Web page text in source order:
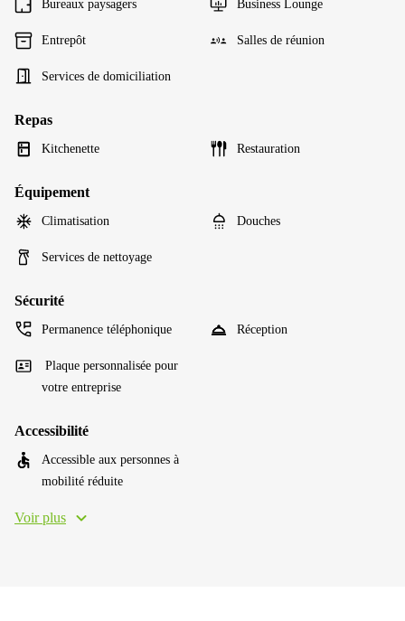
Bureaux paysagers Business Lounge
Entrepôt Salles de réunion
Services de domiciliation
Repas
Kitchenette Restauration
Équipement
Climatisation Douches
Services de nettoyage
Sécurité
Permanence téléphonique Réception
Plaque personnalisée pour
votre entreprise
Accessibilité
Accessible aux personnes à
mobilité réduite
Voir plus